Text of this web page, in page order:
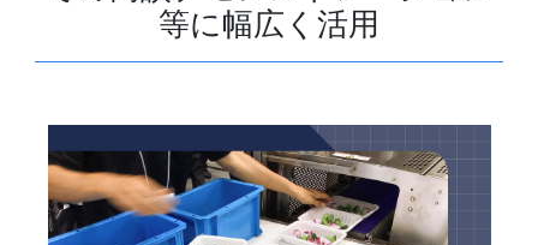
等に幅広く活用